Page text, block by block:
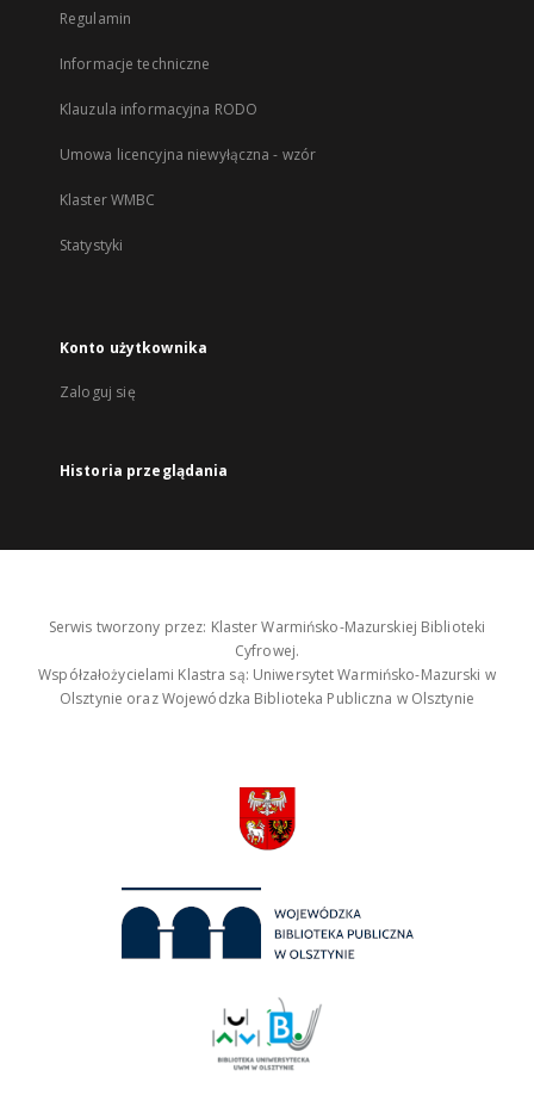
Regulamin
Informacje techniczne
Klauzula informacyjna RODO
Umowa licencyjna niewyłączna - wzór
Klaster WMBC
Statystyki
Konto użytkownika
Zaloguj się
Historia przeglądania
Serwis tworzony przez: Klaster Warmińsko-Mazurskiej Biblioteki
Cyfrowej.
Współzałożycielami Klastra są: Uniwersytet Warmińsko-Mazurski w
Olsztynie oraz Wojewódzka Biblioteka Publiczna w Olsztynie